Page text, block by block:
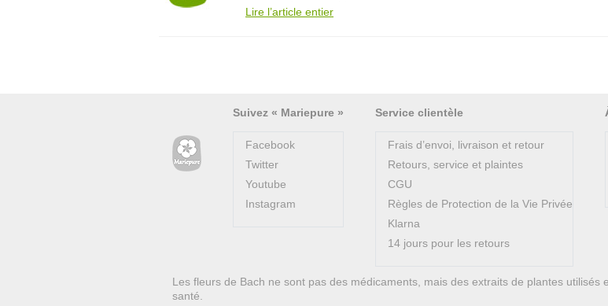
Lire l’article entier
Suivez « Mariepure »
Facebook
Twitter
Youtube
Instagram
Service clientèle
Frais d’envoi, livraison et retour
Retours, service et plaintes
CGU
Règles de Protection de la Vie Privée
Klarna
14 jours pour les retours
Les fleurs de Bach ne sont pas des médicaments, mais des extraits de plantes utilisés
santé.